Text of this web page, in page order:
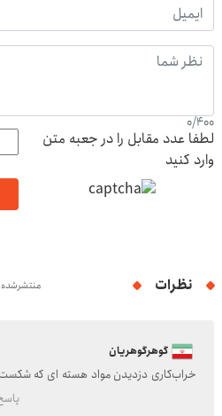
0/400
لطفا عدد مقابل را در جعبه متن
وارد کنید
نظرات منتشرشده: 1
گوهرگوهریان
خراب‌کاری دزدیدن مواد هسته ای که